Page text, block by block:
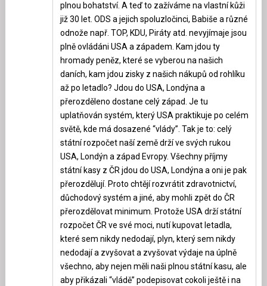
plnou bohatství. A teď to zažíváme na vlastní kůži
již 30 let. ODS a jejich spoluzločinci, Babiše a různé
odnože např. TOP, KDU, Piráty atd. nevyjímaje jsou
plně ovládáni USA a západem. Kam jdou ty
hromady peněz, které se vyberou na našich
daních, kam jdou zisky z našich nákupů od rohlíku
až po letadlo? Jdou do USA, Londýna a
přerozděleno dostane celý západ. Je tu
uplatňován systém, který USA praktikuje po celém
světě, kde má dosazené “vlády”. Tak je to: celý
státní rozpočet naší země drží ve svých rukou
USA, Londýn a západ Evropy. Všechny příjmy
státní kasy z ČR jdou do USA, Londýna a oni je pak
přerozdělují. Proto chtějí rozvrátit zdravotnictví,
důchodový systém a jiné, aby mohli zpět do ČR
přerozdělovat minimum. Protože USA drží státní
rozpočet ČR ve své moci, nutí kupovat letadla,
které sem nikdy nedodají, plyn, který sem nikdy
nedodají a zvyšovat a zvyšovat výdaje na úplně
všechno, aby nejen měli naši plnou státní kasu, ale
aby přikázali “vládě” podepisovat cokoli ještě i na